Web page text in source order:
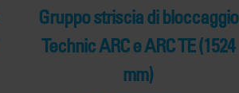
Gruppo striscia di bloccaggio
Technic ARC e ARC TE (1524
mm)